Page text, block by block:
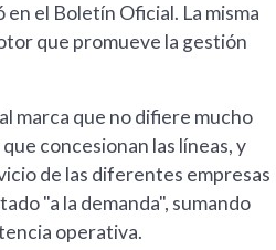
el Boletín Oficial. La misma
que promueve la gestión
marca que no difiere mucho
concesionan las líneas, y
de las diferentes empresas
"a la demanda", sumando
operativa.